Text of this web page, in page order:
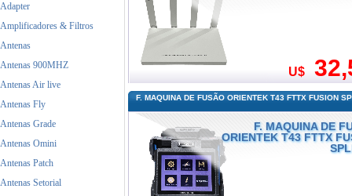
Adapter
Amplificadores & Filtros
Antenas
Antenas 900MHZ
Antenas Air live
Antenas Fly
Antenas Grade
Antenas Omini
Antenas Patch
Antenas Setorial
U$
F. MAQUINA DE FUSÃO ORIENTEK T43 FTTX FUSION
F. MAQUINA DE
ORIENTEK T43 FTTX